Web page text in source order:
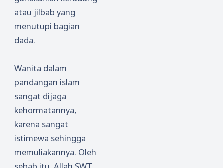
atau jilbab yang
menutupi bagian
dada.
Wanita dalam
pandangan islam
sangat dijaga
kehormatannya,
karena sangat
istimewa sehingga
memuliakannya. Oleh